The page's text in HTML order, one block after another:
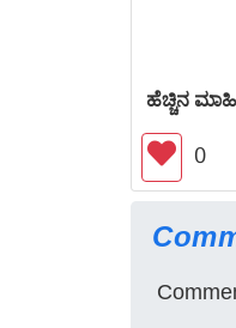
ಹೆಚ್ಚಿನ
0